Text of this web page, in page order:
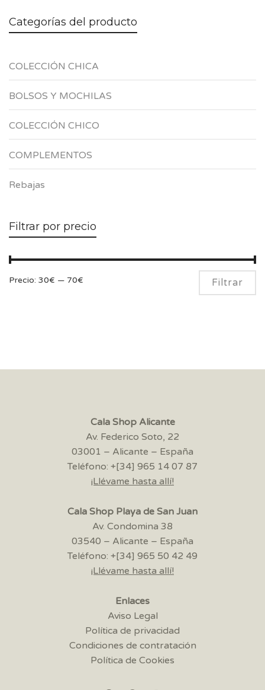
Categorías del producto
COLECCIÓN CHICA
BOLSOS Y MOCHILAS
COLECCIÓN CHICO
COMPLEMENTOS
Rebajas
Filtrar por precio
Filtrar
Precio: 30€ — 70€
Cala Shop Alicante
Av. Federico Soto, 22
03001 – Alicante – España
Teléfono: +[34] 965 14 07 87
¡Llévame hasta allí!
Cala Shop Playa de San Juan
Av. Condomina 38
03540 – Alicante – España
Teléfono: +[34] 965 50 42 49
¡Llévame hasta allí!
Enlaces
Aviso Legal
Política de privacidad
Condiciones de contratación
Política de Cookies